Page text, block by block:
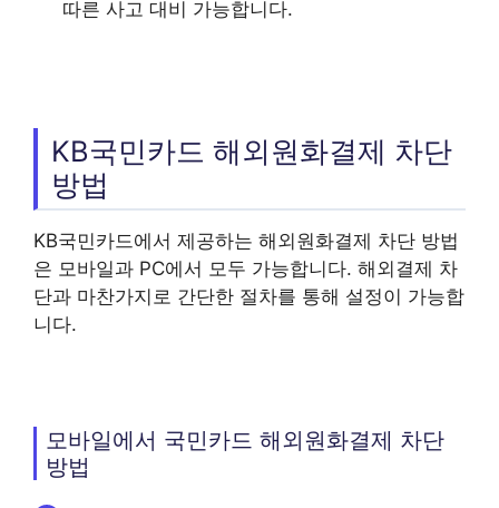
따른 사고 대비 가능합니다.
KB국민카드 해외원화결제 차단
방법
KB국민카드에서 제공하는 해외원화결제 차단 방법
은 모바일과 PC에서 모두 가능합니다. 해외결제 차
단과 마찬가지로 간단한 절차를 통해 설정이 가능합
니다.
모바일에서 국민카드 해외원화결제 차단
방법